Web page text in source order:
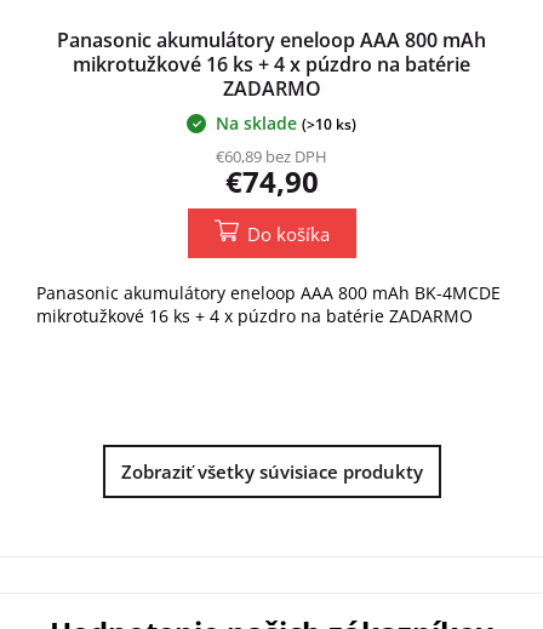
Panasonic akumulátory eneloop AAA 800 mAh
mikrotužkové 16 ks + 4 x púzdro na batérie
ZADARMO
Na sklade (>10 ks)
€60,89 bez DPH
€74,90
Do košíka
Panasonic akumulátory eneloop AAA 800 mAh BK-4MCDE
mikrotužkové 16 ks + 4 x púzdro na batérie ZADARMO
Zobraziť všetky súvisiace produkty